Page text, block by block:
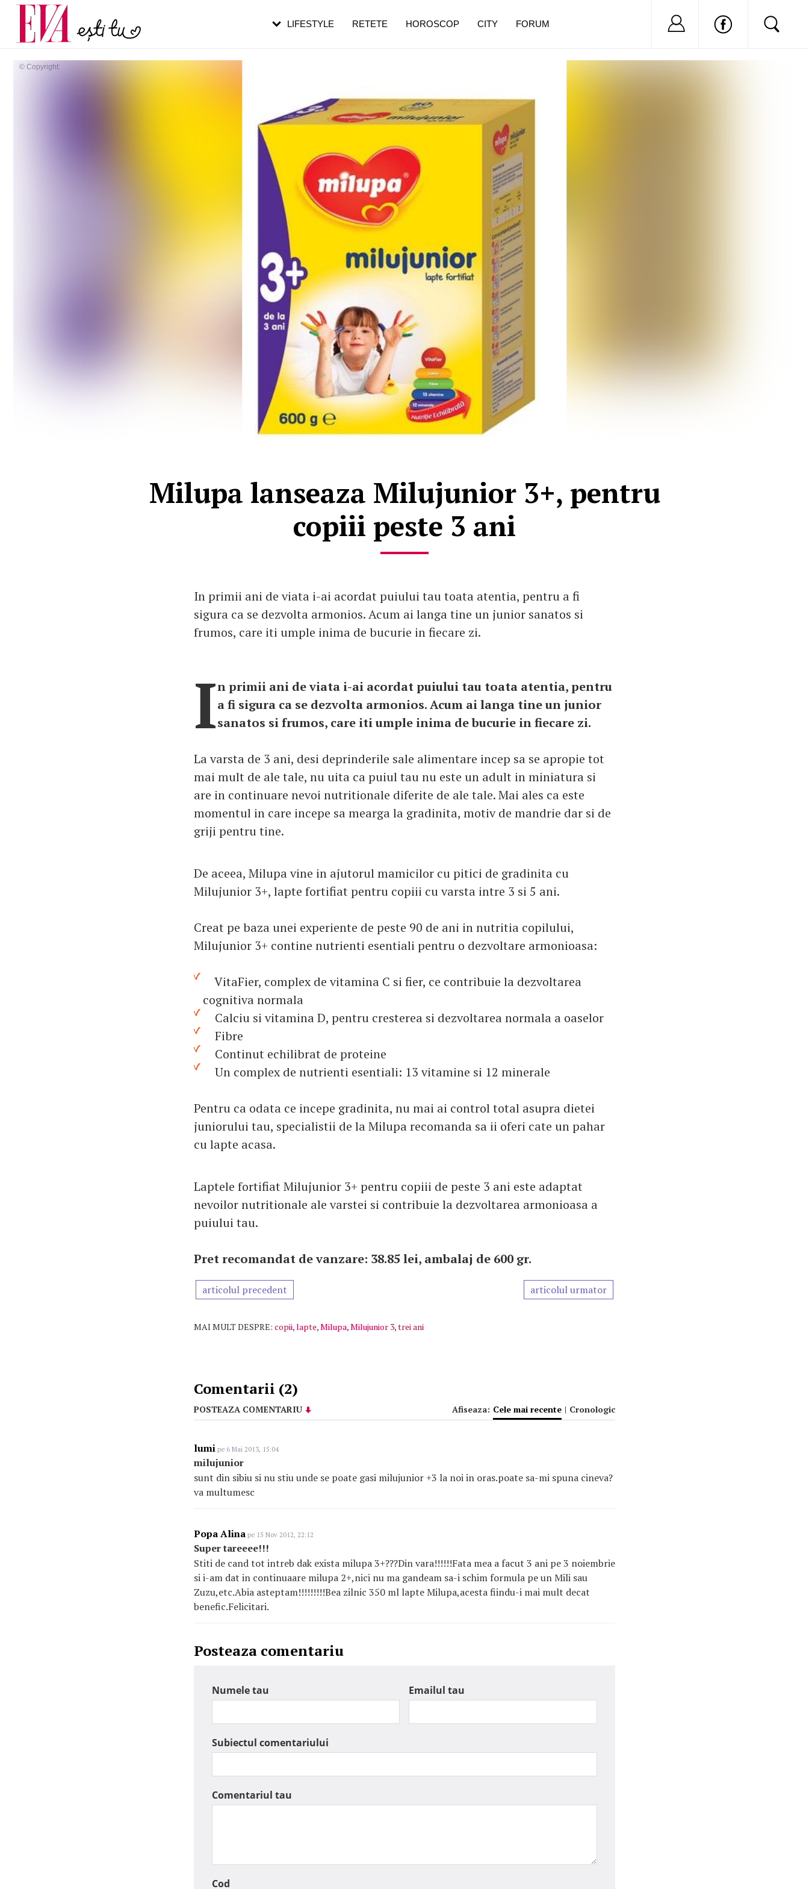
© Copyright:
Milupa lanseaza Milujunior 3+, pentru
copiii peste 3 ani
In primii ani de viata i-ai acordat puiului tau toata atentia, pentru a fi
sigura ca se dezvolta armonios. Acum ai langa tine un junior sanatos si
frumos, care iti umple inima de bucurie in fiecare zi.
In primii ani de viata i-ai acordat puiului tau toata atentia, pentru
a fi sigura ca se dezvolta armonios. Acum ai langa tine un junior
sanatos si frumos, care iti umple inima de bucurie in fiecare zi.
La varsta de 3 ani, desi deprinderile sale alimentare incep sa se apropie tot
mai mult de ale tale, nu uita ca puiul tau nu este un adult in miniatura si
are in continuare nevoi nutritionale diferite de ale tale. Mai ales ca este
momentul in care incepe sa mearga la gradinita, motiv de mandrie dar si de
griji pentru tine.
De aceea, Milupa vine in ajutorul mamicilor cu pitici de gradinita cu
Milujunior 3+, lapte fortifiat pentru copiii cu varsta intre 3 si 5 ani.
Creat pe baza unei experiente de peste 90 de ani in nutritia copilului,
Milujunior 3+ contine nutrienti esentiali pentru o dezvoltare armonioasa:
VitaFier, complex de vitamina C si fier, ce contribuie la dezvoltarea
cognitiva normala
Calciu si vitamina D, pentru cresterea si dezvoltarea normala a oaselor
Fibre
Continut echilibrat de proteine
Un complex de nutrienti esentiali: 13 vitamine si 12 minerale
Pentru ca odata ce incepe gradinita, nu mai ai control total asupra dietei
juniorului tau, specialistii de la Milupa recomanda sa ii oferi cate un pahar
cu lapte acasa.
Laptele fortifiat Milujunior 3+ pentru copiii de peste 3 ani este adaptat
nevoilor nutritionale ale varstei si contribuie la dezvoltarea armonioasa a
puiului tau.
Pret recomandat de vanzare: 38.85 lei, ambalaj de 600 gr.
articolul precedent articolul urmator
MAI MULT DESPRE: copii,lapte,Milupa,Milujunior 3,trei ani
Comentarii (2)
POSTEAZA COMENTARIU Afiseaza: Cele mai recente | Cronologic
lumi pe 6 Mai 2013, 15:04
milujunior
sunt din sibiu si nu stiu unde se poate gasi milujunior +3 la noi in oras.poate sa-mi spuna cineva?
va multumesc
Popa Alina pe 15 Nov 2012, 22:12
Super tareeee!!!
Stiti de cand tot intreb dak exista milupa 3+???Din vara!!!!!!Fata mea a facut 3 ani pe 3 noiembrie
si i-am dat in continuaare milupa 2+,nici nu ma gandeam sa-i schim formula pe un Mili sau
Zuzu,etc.Abia asteptam!!!!!!!!!Bea zilnic 350 ml lapte Milupa,acesta fiindu-i mai mult decat
benefic.Felicitari.
Posteaza comentariu
Numele tau Emailul tau
Subiectul comentariului
Comentariul tau
Cod
LIFESTYLE RETETE HOROSCOP CITY FORUM Nu ai cont?
Carieră
Actualitate
pe măsură ce înaintezi în vârstă